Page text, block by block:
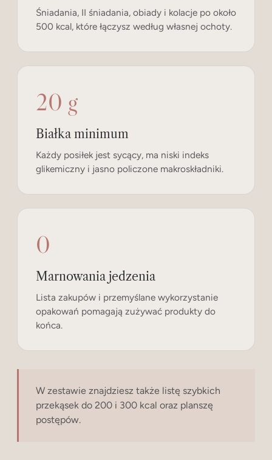
Śniadania, II śniadania, obiady i kolacje po około
500 kcal, które łączysz według własnej ochoty.
20 g
Białka minimum
Każdy posiłek jest sycący, ma niski indeks
glikemiczny i jasno policzone makroskładniki.
0
Marnowania jedzenia
Lista zakupów i przemyślane wykorzystanie
opakowań pomagają zużywać produkty do
końca.
W zestawie znajdziesz także listę szybkich
przekąsek do 200 i 300 kcal oraz planszę
postępów.